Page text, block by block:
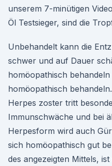
unserem 7-minütigen
Öl Testsieger, sind die
Unbehandelt kann die
schwer und auf Dauer
homöopathisch
homöopathisch
Herpes zoster tritt
Immunschwäche und bei
Herpesform wird auch
sich homöopathisch gut
des angezeigten Mittels,